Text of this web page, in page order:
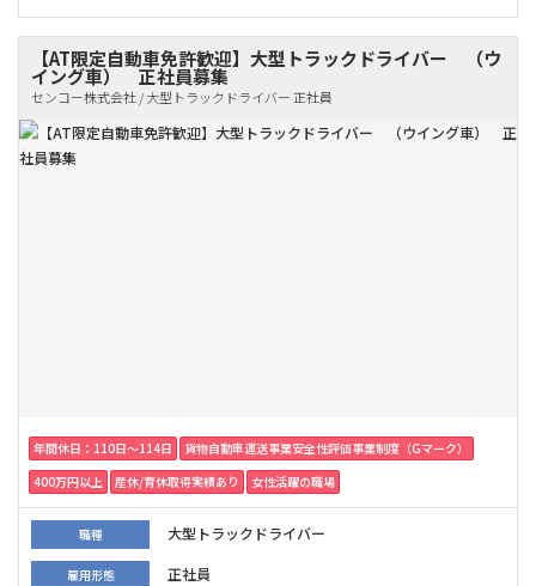
【AT限定自動車免許歓迎】大型トラックドライバー （ウ
イング車） 正社員募集
センコー株式会社 / 大型トラックドライバー 正社員
年間休日：110日〜114日
貨物自動車運送事業安全性評価事業制度（Gマーク）
400万円以上
産休/育休取得実績あり 女性活躍の職場
職種 大型トラックドライバー
雇用形態 正社員